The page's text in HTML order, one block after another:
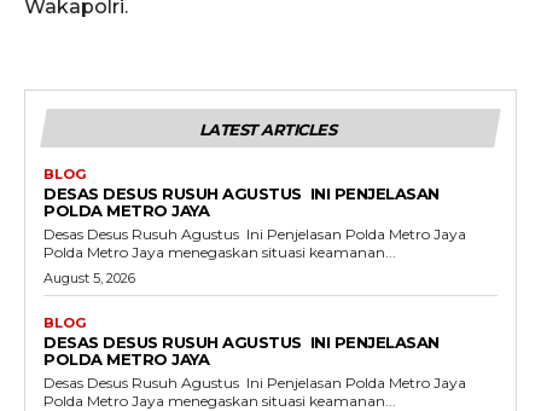
Wakapolri.
LATEST ARTICLES
BLOG
DESAS DESUS RUSUH AGUSTUS INI PENJELASAN
POLDA METRO JAYA
Desas Desus Rusuh Agustus Ini Penjelasan Polda Metro Jaya
Polda Metro Jaya menegaskan situasi keamanan...
August 5, 2026
BLOG
DESAS DESUS RUSUH AGUSTUS INI PENJELASAN
POLDA METRO JAYA
Desas Desus Rusuh Agustus Ini Penjelasan Polda Metro Jaya
Polda Metro Jaya menegaskan situasi keamanan...